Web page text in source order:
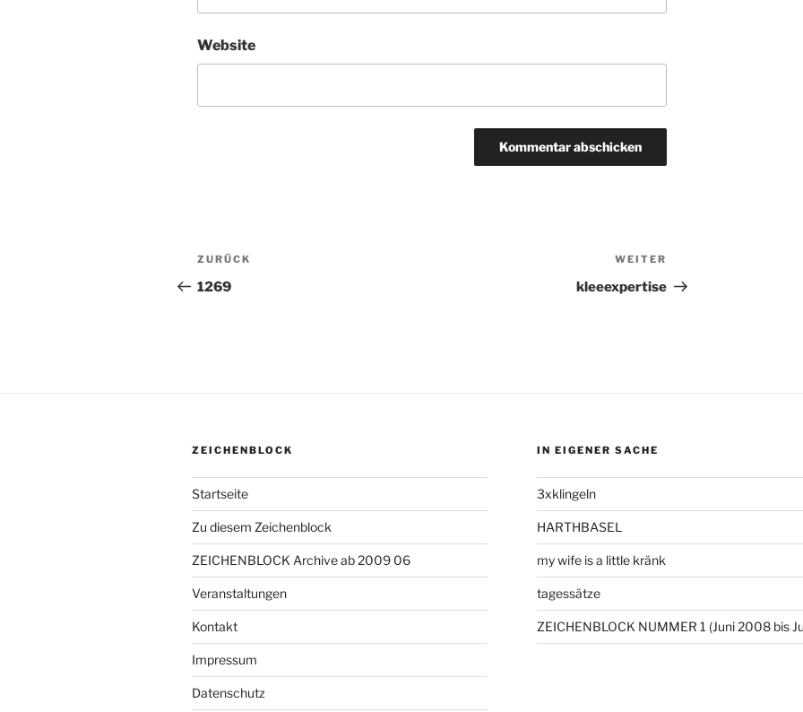
Website
Beitragsnavigation
Vorheriger
Beitrag
ZURÜCK
1269
Beitrag
WEITER
kleeexpertise
ZEICHENBLOCK
Startseite
Zu diesem Zeichenblock
ZEICHENBLOCK Archive ab 2009 06
Veranstaltungen
Kontakt
Impressum
Datenschutz
IN EIGENER SACHE
3xklingeln
HARTHBASEL
my wife is a little kränk
tagessätze
ZEICHENBLOCK NUMMER 1 (Juni 2008 bis